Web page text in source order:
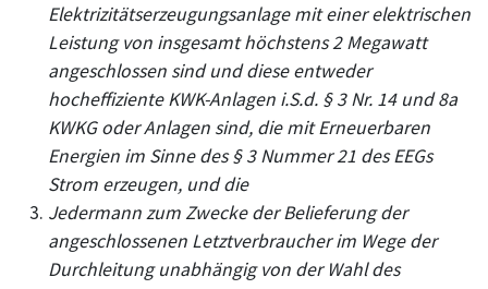
Elektrizitätserzeugungsanlage mit einer elektrischen
Leistung von insgesamt höchstens 2 Megawatt
angeschlossen sind und diese entweder
hocheffiziente KWK-Anlagen i.S.d. § 3 Nr. 14 und 8a
KWKG oder Anlagen sind, die mit Erneuerbaren
Energien im Sinne des § 3 Nummer 21 des EEGs
Strom erzeugen, und die
Jedermann zum Zwecke der Belieferung der
angeschlossenen Letztverbraucher im Wege der
Durchleitung unabhängig von der Wahl des